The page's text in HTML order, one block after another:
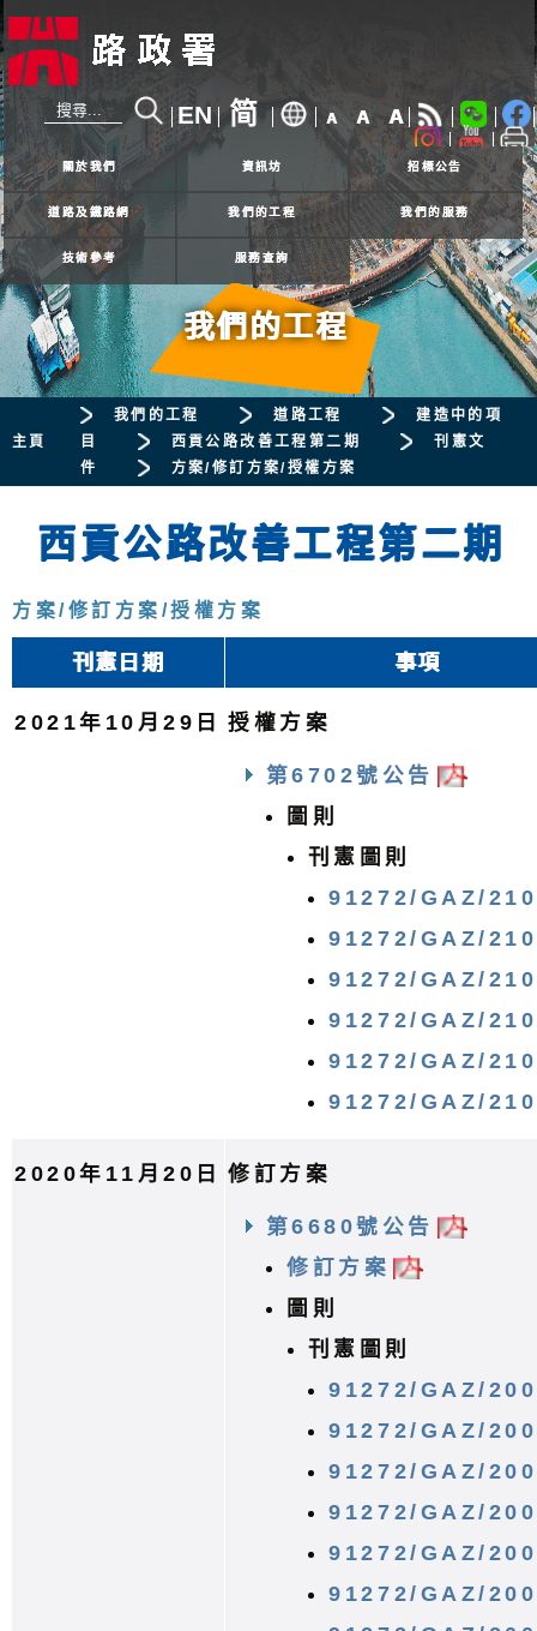
EN 简 A A A
24小時熱線 2926 4111
關於我們 資訊坊 招標公告
道路及鐵路網 我們的工程 我們的服務
技術參考 服務查詢
主頁
我們的工程
我們的工程 道路工程
建造中的項
目
西貢公路改善工程第二期
刊憲文
件
方案/修訂方案/授權方案
西貢公路改善工程第二期
方案/修訂方案/授權方案
刊憲日期 事項
2021年10月29日 授權方案
第6702號公告
圖則
刊憲圖則
91272/GAZ/
91272/GAZ/
91272/GAZ/
91272/GAZ/
91272/GAZ/
91272/GAZ/
2020年11月20日 修訂方案
第6680號公告
修訂方案
圖則
刊憲圖則
91272/GAZ/
91272/GAZ/
91272/GAZ/
91272/GAZ/
91272/GAZ/
91272/GAZ/